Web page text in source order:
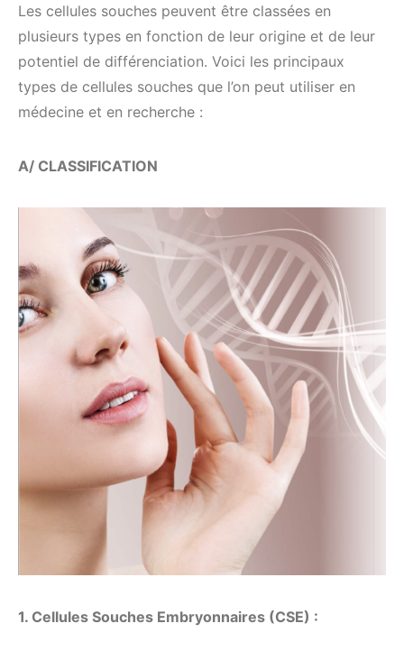
Les cellules souches peuvent être classées en
plusieurs types en fonction de leur origine et de leur
potentiel de différenciation. Voici les principaux
types de cellules souches que l’on peut utiliser en
médecine et en recherche :
A/ CLASSIFICATION
1. Cellules Souches Embryonnaires (CSE) :